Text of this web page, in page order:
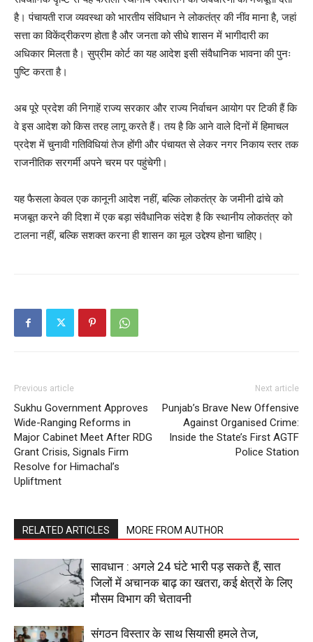
Company
Contact us
Subscription Plans
है। पंचायती राज व्यवस्था को भारतीय संविधान ने लोकतंत्र की नींव माना है, जहां
सत्ता का विकेंद्रीकरण होता है और जनता को सीधे शासन में भागीदारी का
अधिकार मिलता है। सुप्रीम कोर्ट का यह आदेश इसी संवैधानिक भावना की पुनः
पुष्टि करता है।
अब पूरे प्रदेश की निगाहें राज्य सरकार और राज्य निर्वाचन आयोग पर टिकी हैं कि
वे इस आदेश को किस तरह लागू करते हैं। तय है कि आने वाले दिनों में हिमाचल
प्रदेश में चुनावी गतिविधियां तेज होंगी और पंचायत से लेकर नगर निकाय स्तर तक
राजनीतिक सरगर्मी अपने चरम पर पहुंचेगी।
यह फैसला केवल एक कानूनी आदेश नहीं, बल्कि लोकतंत्र के जमीनी ढांचे को
मजबूत करने की दिशा में एक बड़ा संवैधानिक संदेश है कि स्थानीय लोकतंत्र को
टालना नहीं, बल्कि सशक्त करना ही शासन का मूल उद्देश्य होना चाहिए।
Previous article
Sukhu Government Approves
Wide-Ranging Reforms in
Major Cabinet Meet After RDG
Grant Crisis, Signals Firm
Resolve for Himachal’s
Upliftment
Next article
Punjab’s Brave New Offensive
Against Organised Crime:
Inside the State’s First AGTF
Police Station
RELATED ARTICLES MORE FROM AUTHOR
सावधान : अगले 24 घंटे भारी पड़ सकते हैं, सात
जिलों में अचानक बाढ़ का खतरा, कई क्षेत्रों के लिए
मौसम विभाग की चेतावनी
संगठन विस्तार के साथ सियासी हमले तेज,